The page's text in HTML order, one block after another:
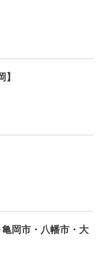
岡市・八幡市・大